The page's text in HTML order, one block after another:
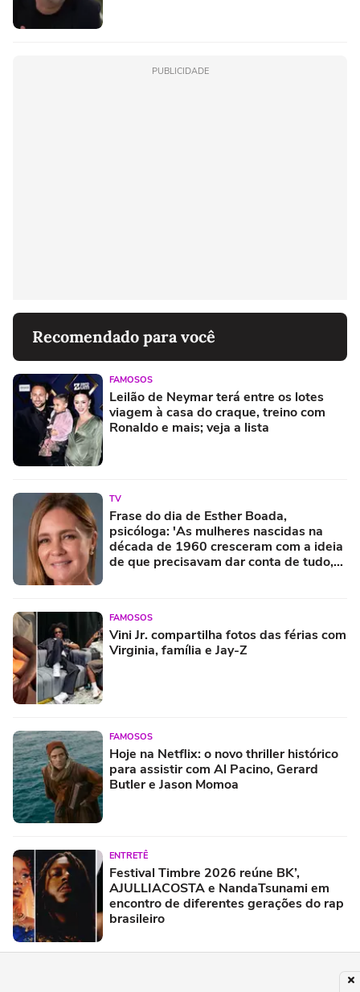
PUBLICIDADE
Recomendado para você
FAMOSOS
Leilão de Neymar terá entre os lotes
viagem à casa do craque, treino com
Ronaldo e mais; veja a lista
TV
Frase do dia de Esther Boada,
psicóloga: 'As mulheres nascidas na
década de 1960 cresceram com a ideia
de que precisavam dar conta de tudo,
FAMOSOS
Vini Jr. compartilha fotos das férias com
Virginia, família e Jay-Z
FAMOSOS
Hoje na Netflix: o novo thriller histórico
para assistir com Al Pacino, Gerard
Butler e Jason Momoa
ENTRETÊ
Festival Timbre 2026 reúne BK’,
AJULLIACOSTA e NandaTsunami em
encontro de diferentes gerações do rap
brasileiro